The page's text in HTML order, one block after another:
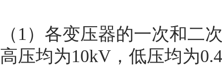
（1）各变压器的一次和二
高压均为10kV，低压均为